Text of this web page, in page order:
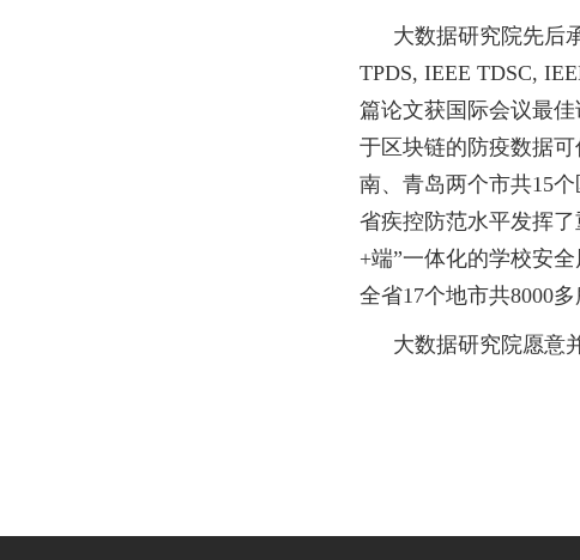
大数据研究院先后
TPDS, IEEE TDSC,
篇论文获国际会议最
于区块链的防疫数据
南、青岛两个市共15
省疾控防范水平发挥
+端”一体化的学校安
全省17个地市共8000
大数据研究院愿意